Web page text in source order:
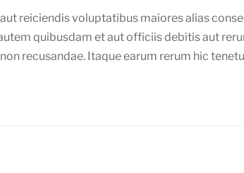
reiciendis voluptatibus maiores alias
quibusdam et aut officiis debitis aut
recusandae. Itaque earum rerum hic